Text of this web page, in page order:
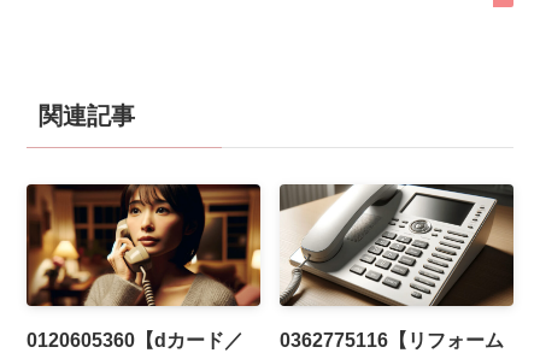
関連記事
0120605360【dカード／
0362775116【リフォーム